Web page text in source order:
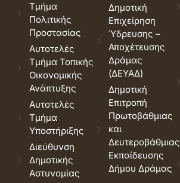
Τμήμα
Πολιτικής
Προστασίας
Αυτοτελές
Τμήμα Τοπικής
Οικονομικής
Ανάπτυξης
Αυτοτελές
Τμήμα
Υποστήριξης
Διεύθυνση
Δημοτικής
Αστυνομίας
Δημοτική
Επιχείρηση
Ύδρευσης –
Αποχέτευσης
Δράμας
(ΔΕΥΑΔ)
Δημοτική
Επιτροπή
Πρωτοβάθμιας
και
Δευτεροβάθμιας
Εκπαίδευσης
Δήμου Δράμας